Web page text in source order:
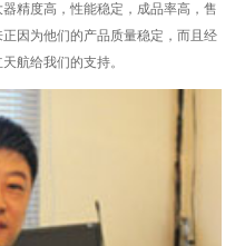
精度高，性能稳定，成品率高，售
因为他们的产品质量稳定，而且经
航给我们的支持。